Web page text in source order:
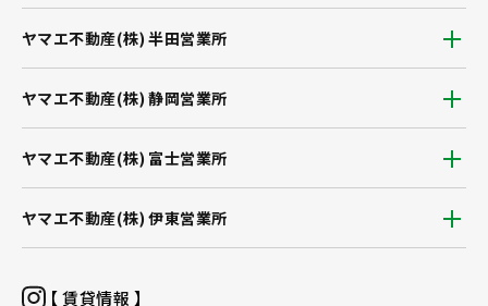
ヤマエ不動産(株) 静岡営業所
ヤマエ不動産(株) 富士営業所
ヤマエ不動産(株) 伊東営業所
ヤマエ不動産(株) 半田営業所
【 賃貸情報 】